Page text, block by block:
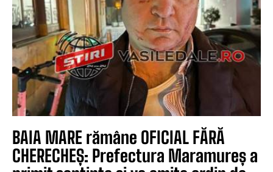
BAIA MARE rămâne OFICIAL FĂRĂ
CHERECHEȘ: Prefectura Maramureș a